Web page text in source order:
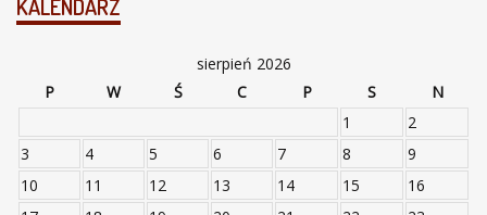
KALENDARZ
sierpień 2026
P
W Ś C P S
N
1
2
3
4 5 6 7 8
9
10
11 12 13 14 15
16